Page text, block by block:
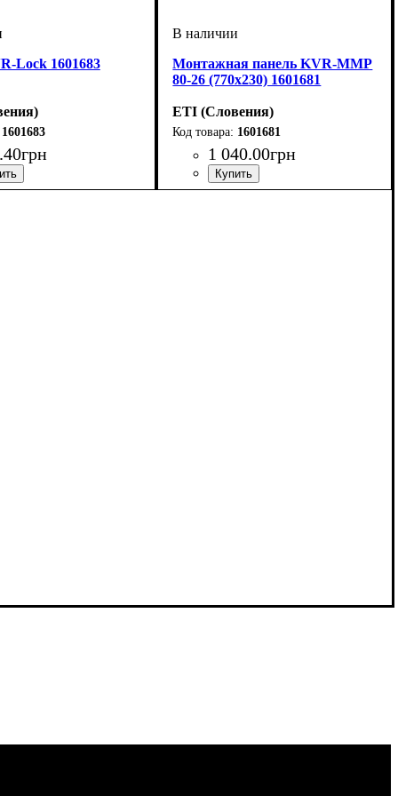
Lock 1601683
1601683
40грн
: аксессуар
: замок
Монтажная панель KVR-MMP
80-26 (770х230) 1601681
ETI (Словения)
1601681
1 040.00грн
Тип изделия: аксессуар
Аксессуары: панель монтажная
Серия: KVR